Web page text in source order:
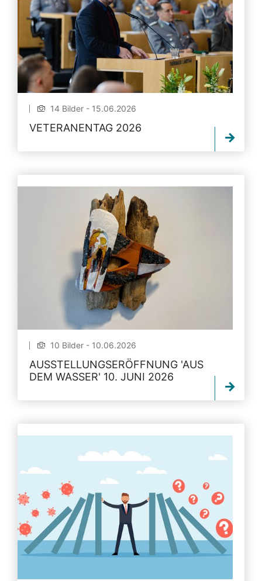
14 Bilder - 15.06.2026
VETERANENTAG 2026
10 Bilder - 10.06.2026
AUSSTELLUNGSERÖFFNUNG 'AUS
DEM WASSER' 10. JUNI 2026